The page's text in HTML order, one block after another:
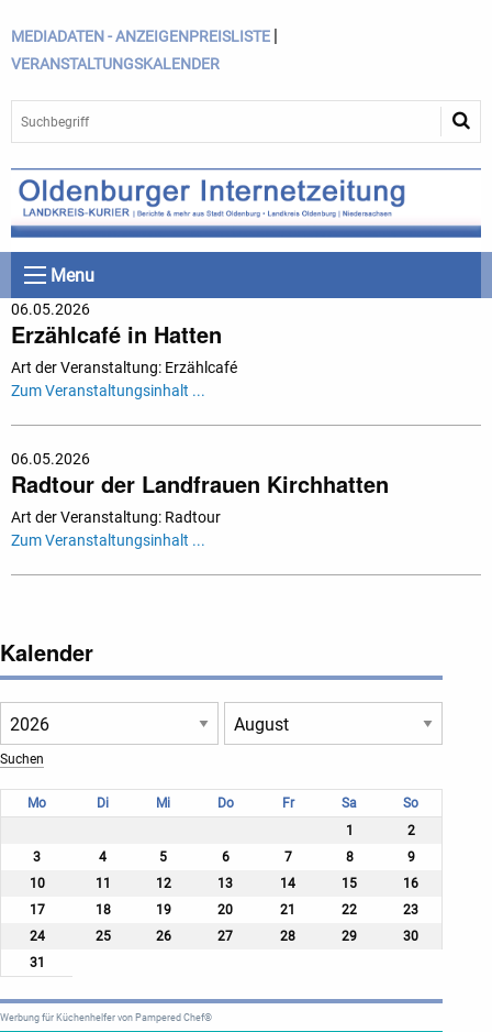
MEDIADATEN - ANZEIGENPREISLISTE |
VERANSTALTUNGSKALENDER
Menu
06.05.2026
Erzählcafé in Hatten
Art der Veranstaltung: Erzählcafé
Zum Veranstaltungsinhalt ...
06.05.2026
Radtour der Landfrauen Kirchhatten
Art der Veranstaltung: Radtour
Zum Veranstaltungsinhalt ...
Kalender
Mo Di Mi Do Fr Sa
So
1
2
3
4 5 6 7 8
9
10
11 12 13 14 15
16
17
18 19 20 21 22
23
24
25 26 27 28 29
30
31
Werbung für Küchenhelfer von Pampered Chef®